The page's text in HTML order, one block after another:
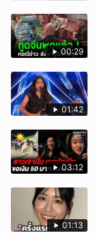
00:29
01:42
03:12
01:13